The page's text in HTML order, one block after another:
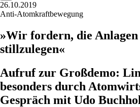
26.10.2019
Anti-Atomkraftbewegung
»Wir fordern, die
stillzulegen«
Aufruf zur Großdemo:
besonders durch
Gespräch mit Udo